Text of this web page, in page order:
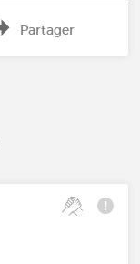
Partager